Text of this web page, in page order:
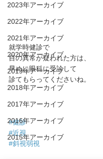
2023年アーカイブ
2022年アーカイブ
2021年アーカイブ
2020年アーカイブ
2019年アーカイブ
2018年アーカイブ
2017年アーカイブ
2016年アーカイブ
2015年アーカイブ
就学時健診で
目の異常が疑われた方は、
早めに眼科に受診して
診てもらってくださいね。
#健診
#近視
#斜視弱視